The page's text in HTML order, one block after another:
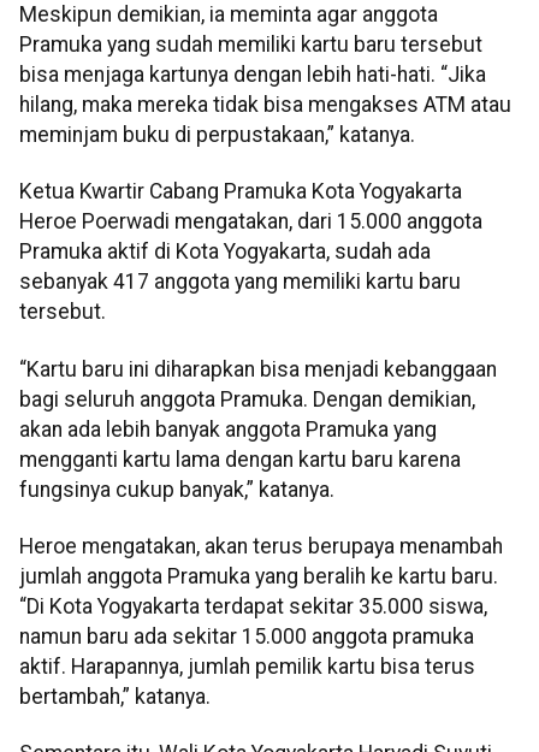
Meskipun demikian, ia meminta agar anggota
Pramuka yang sudah memiliki kartu baru tersebut
bisa menjaga kartunya dengan lebih hati-hati. “Jika
hilang, maka mereka tidak bisa mengakses ATM atau
meminjam buku di perpustakaan,” katanya.
Ketua Kwartir Cabang Pramuka Kota Yogyakarta
Heroe Poerwadi mengatakan, dari 15.000 anggota
Pramuka aktif di Kota Yogyakarta, sudah ada
sebanyak 417 anggota yang memiliki kartu baru
tersebut.
“Kartu baru ini diharapkan bisa menjadi kebanggaan
bagi seluruh anggota Pramuka. Dengan demikian,
akan ada lebih banyak anggota Pramuka yang
mengganti kartu lama dengan kartu baru karena
fungsinya cukup banyak,” katanya.
Heroe mengatakan, akan terus berupaya menambah
jumlah anggota Pramuka yang beralih ke kartu baru.
“Di Kota Yogyakarta terdapat sekitar 35.000 siswa,
namun baru ada sekitar 15.000 anggota pramuka
aktif. Harapannya, jumlah pemilik kartu bisa terus
bertambah,” katanya.